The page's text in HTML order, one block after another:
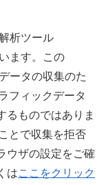
析ツール
ます。この
ータの収集のた
フィックデータ
るものではありま
とで収集を拒否
ウザの設定をご確
はここをクリック